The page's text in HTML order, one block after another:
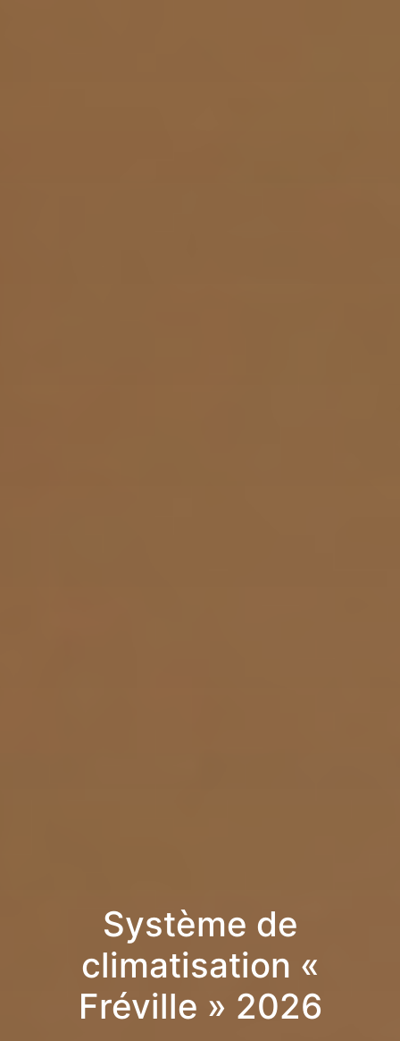
Système de
climatisation «
Fréville » 2026